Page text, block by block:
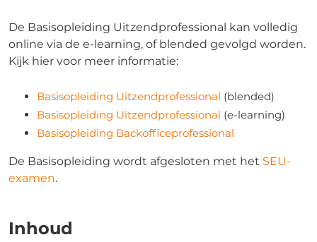
De Basisopleiding Uitzendprofessional kan volledig
online via de e-learning, of blended gevolgd worden.
Kijk hier voor meer informatie:
Basisopleiding Uitzendprofessional (blended)
Basisopleiding Uitzendprofessional (e-learning)
Basisopleiding Backofficeprofessional
De Basisopleiding wordt afgesloten met het SEU-
examen.
Inhoud